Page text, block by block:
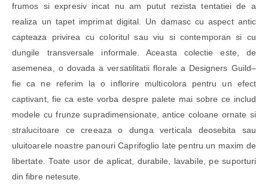
frumos si expresiv incat nu am putut rezista tentatiei de a
realiza un tapet imprimat digital. Un damasc cu aspect antic
capteaza privirea cu coloritul sau viu si contemporan si cu
dungile transversale informale. Aceasta colectie este, de
asemenea, o dovada a versatilitatii florale a Designers Guild–
fie ca ne referim la o inflorire multicolora pentru un efect
captivant, fie ca este vorba despre palete mai sobre ce includ
modele cu frunze supradimensionate, antice coloane ornate si
stralucitoare ce creeaza o dunga verticala deosebita sau
uluitoarele noastre panouri Caprifoglio late pentru un maxim de
libertate. Toate usor de aplicat, durabile, lavabile, pe suporturi
din fibre netesute.